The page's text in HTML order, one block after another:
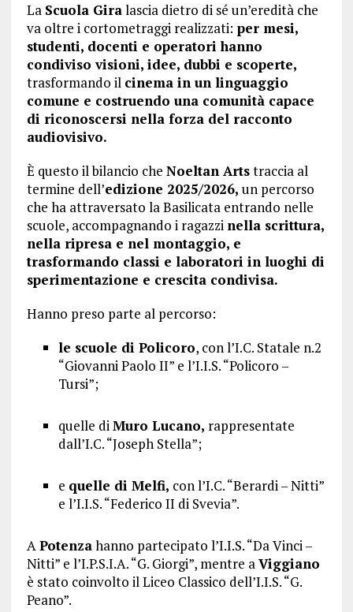
La Scuola Giralascia dietro di sé un’eredità che
va oltre i cortometraggi realizzati: per mesi,
studenti, docenti e operatori hanno
condiviso visioni, idee, dubbi e scoperte,
trasformando il cinema in un linguaggio
comune e costruendo una comunità capace
di riconoscersi nella forza del racconto
audiovisivo.
È questo il bilancio che Noeltan Artstraccia al
termine dell’edizione 2025/2026, un percorso
che ha attraversato la Basilicata entrando nelle
scuole, accompagnando i ragazzi nella scrittura,
nella ripresa e nel montaggio, e
trasformando classi e laboratori in luoghi di
sperimentazione e crescita condivisa.
Hanno preso parte al percorso:
le scuole di Policoro, con l’I.C. Statale n.2
“Giovanni Paolo II” e l’I.I.S. “Policoro –
Tursi”;
quelle diMuro Lucano, rappresentate
dall’I.C. “Joseph Stella”;
e quelle di Melfi, con l’I.C. “Berardi – Nitti”
e l’I.I.S. “Federico II di Svevia”.
APotenzahanno partecipato l’I.I.S. “Da Vinci –
Nitti” e l’I.P.S.I.A. “G. Giorgi”, mentre aViggiano
è stato coinvolto il Liceo Classico dell’I.I.S. “G.
Peano”.